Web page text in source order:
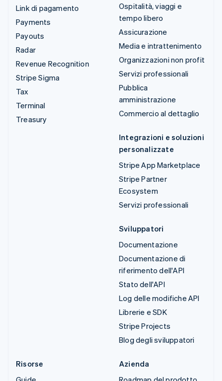
Link di pagamento
Payments
Payouts
Radar
Revenue Recognition
Stripe Sigma
Tax
Terminal
Treasury
Ospitalità, viaggi e
tempo libero
Assicurazione
Media e intrattenimento
Organizzazioni non profit
Servizi professionali
Pubblica
amministrazione
Commercio al dettaglio
Integrazioni e soluzioni
personalizzate
Stripe App Marketplace
Stripe Partner
Ecosystem
Servizi professionali
Sviluppatori
Documentazione
Documentazione di
riferimento dell'API
Stato dell'API
Log delle modifiche API
Librerie e SDK
Stripe Projects
Blog degli sviluppatori
Risorse
Azienda